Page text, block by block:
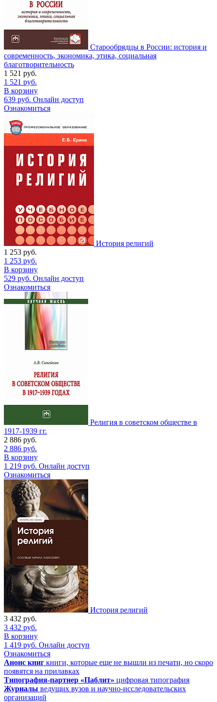
Старообрядцы в России: история и
современность, экономика, этика, социальная
благотворительность
1 521 руб.
1 521 руб.
В корзину
639 руб. Онлайн доступ
Ознакомиться
История религий
1 253 руб.
1 253 руб.
В корзину
529 руб. Онлайн доступ
Ознакомиться
Религия в советском обществе в
1917-1939 гг.
2 886 руб.
2 886 руб.
В корзину
1 219 руб. Онлайн доступ
Ознакомиться
История религий
3 432 руб.
3 432 руб.
В корзину
1 419 руб. Онлайн доступ
Ознакомиться
Анонс книг книги, которые еще не вышли из печати, но скоро
появятся на прилавках
Типография-партнер «Паблит» цифровая типография
Журналы ведущих вузов и научно-исследовательских
организаций